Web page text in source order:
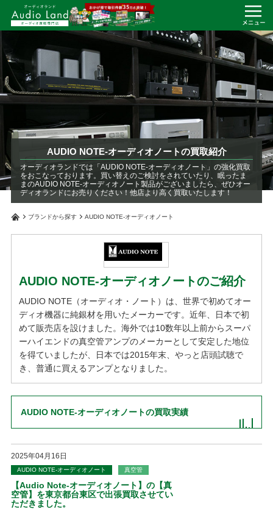
AUDIO NOTE-オーディオノートの買取紹介
オーディオランドでは「AUDIO NOTE-オーディオノート」の強化買取
をおこなっております。買い替えのご検討をされていたり、眠ったま
まのAUDIO NOTE-オーディオノート製品がございましたら、ぜひオー
ディオランドにお売りください！他店より高く買取いたします！
ブランドから探す AUDIO NOTE-オーディオノート
AUDIO NOTE-オーディオノートのご紹介
AUDIO NOTE（オーディオ・ノート）は、世界で初めてオー
ディオ機器に純銀材を用いたメーカーです。近年、日本で初
めて販売店を設けました。海外では10数年以上前からスーパ
ーハイエンドの真空管アンプのメーカーとして安定した地位
を得ていましたが、日本では2015年末、やっと店頭試聴で
き、普通に買えるアンプとなりました。
AUDIO NOTE-オーディオノートの買取実績
2025年04月16日
AUDIO NOTE-オーディオノート 真空管
【Audio Note-オーディオノート】の【真
空管】を東京都台東区で出張買取させてい
ただきました。